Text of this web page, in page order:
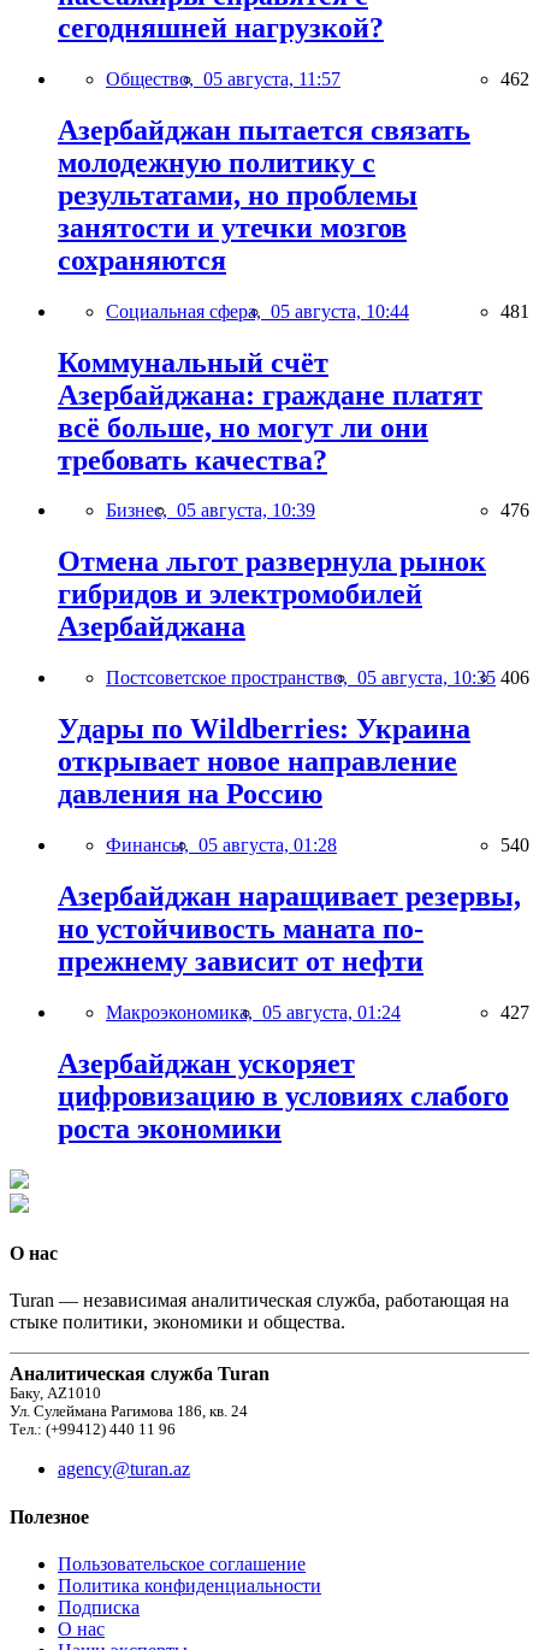
сегодняшней нагрузкой?
Общество, 05 августа, 11:57 462
Азербайджан пытается связать
молодежную политику с
результатами, но проблемы
занятости и утечки мозгов
сохраняются
Социальная сфера, 05 августа, 10:44 481
Коммунальный счёт
Азербайджана: граждане платят
всё больше, но могут ли они
требовать качества?
Бизнес, 05 августа, 10:39 476
Отмена льгот развернула рынок
гибридов и электромобилей
Азербайджана
Постсоветское пространство, 05 августа, 10:35 406
Удары по Wildberries: Украина
открывает новое направление
давления на Россию
Финансы, 05 августа, 01:28 540
Азербайджан наращивает резервы,
но устойчивость маната по-
прежнему зависит от нефти
Макроэкономика, 05 августа, 01:24 427
Азербайджан ускоряет
цифровизацию в условиях слабого
роста экономики
О нас
Turan — независимая аналитическая служба, работающая на
стыке политики, экономики и общества.
Аналитическая служба Turan
Баку, AZ1010
Ул. Сулеймана Рагимова 186, кв. 24
Тел.: (+99412) 440 11 96
agency@turan.az
Полезное
Пользовательское соглашение
Политика конфиденциальности
Подписка
О нас